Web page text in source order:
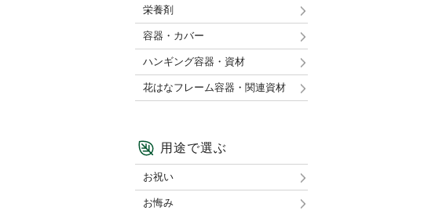
栄養剤
容器・カバー
ハンギング容器・資材
花はなフレーム容器・関連資材
用途で選ぶ
お祝い
お悔み